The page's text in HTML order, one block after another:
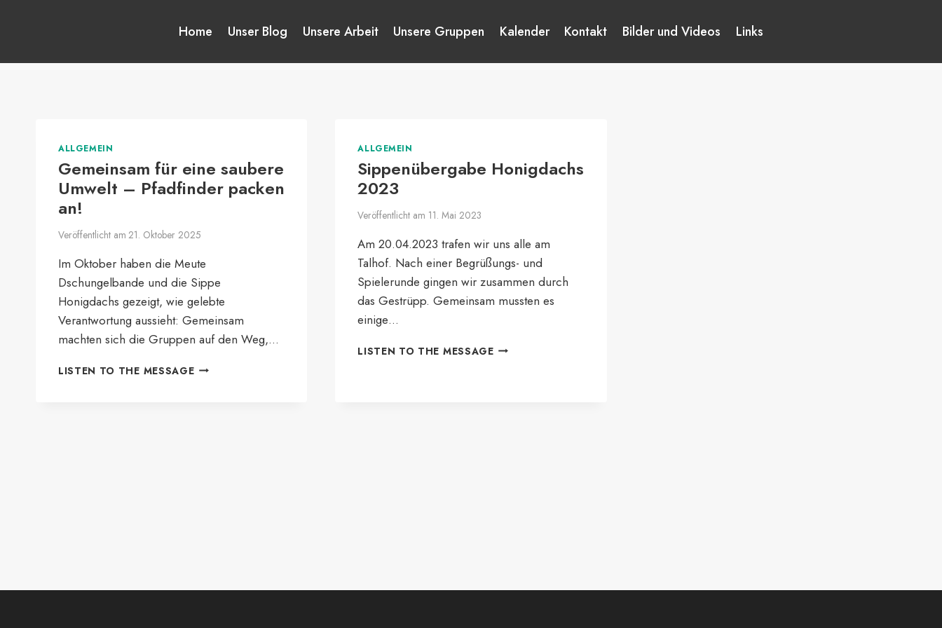
Home Unser Blog Unsere Arbeit Unsere Gruppen Kalender Kontakt Bilder und Videos Links
ALLGEMEIN
Gemeinsam für eine saubere
Umwelt – Pfadfinder packen
an!
Veröffentlicht am 21. Oktober 2025
Im Oktober haben die Meute
Dschungelbande und die Sippe
Honigdachs gezeigt, wie gelebte
Verantwortung aussieht: Gemeinsam
machten sich die Gruppen auf den Weg,…
LISTEN TO THE MESSAGEGEMEINSAM
ALLGEMEIN
Sippenübergabe Honigdachs
2023
Veröffentlicht am 11. Mai 2023
Am 20.04.2023 trafen wir uns alle am
Talhof. Nach einer Begrüßungs- und
Spielerunde gingen wir zusammen durch
das Gestrüpp. Gemeinsam mussten es
einige…
LISTEN TO THE MESSAGESIPPENÜBERGABE